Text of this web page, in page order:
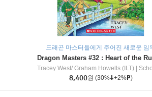
드래곤 마스터들에게 주어진 새로운 임
Tracey West/ Graham Howells (ILT)
8,400원 (30% +2% )